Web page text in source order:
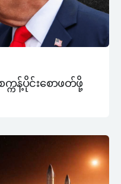
ကန့်ပိုင်းစောဖတ်ဖို့